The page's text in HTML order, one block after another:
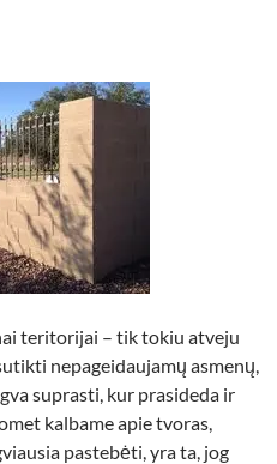
teritorijai – tik tokiu atveju
nepageidaujamų asmenų,
suprasti, kur prasideda ir
kalbame apie tvoras,
pastebėti, yra ta, jog